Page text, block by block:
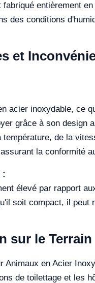
fabriqué entièrement
des conditions
et
acier inoxydable, ce
grâce à son design
température, de la
la conformité
:
élevé par rapport
soit compact, il
sur le Terrain
Animaux en Acier
de toilettage et les